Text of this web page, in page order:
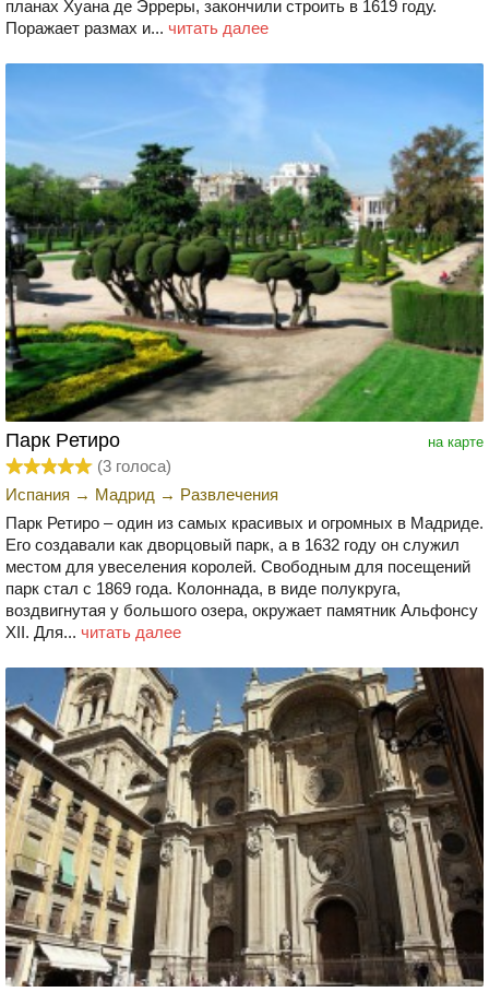
планах Хуана де Эрреры, закончили строить в 1619 году.
Поражает размах и... читать далее
на карте
Парк Ретиро
(3 голоса)
Испания → Мадрид → Развлечения
Парк Ретиро – один из самых красивых и огромных в Мадриде.
Его создавали как дворцовый парк, а в 1632 году он служил
местом для увеселения королей. Свободным для посещений
парк стал с 1869 года. Колоннада, в виде полукруга,
воздвигнутая у большого озера, окружает памятник Альфонсу
XII. Для... читать далее